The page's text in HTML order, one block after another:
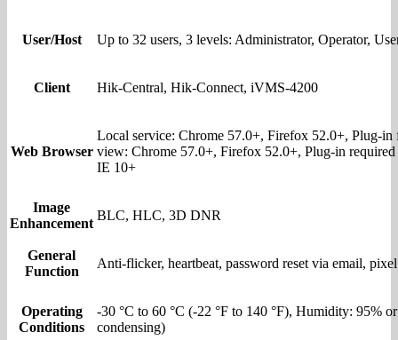
User/Host Up to 32 users, 3 levels: Administrator, Operator,
Client Hik-Central, Hik-Connect, iVMS-4200
Web Browser
Local service: Chrome 57.0+, Firefox 52.0+, Plug-in
view: Chrome 57.0+, Firefox 52.0+, Plug-in
IE 10+
Image
Enhancement
BLC, HLC, 3D DNR
General
Function
Anti-flicker, heartbeat, password reset via email,
Operating
Conditions
-30 °C to 60 °C (-22 °F to 140 °F), Humidity: 95%
condensing)